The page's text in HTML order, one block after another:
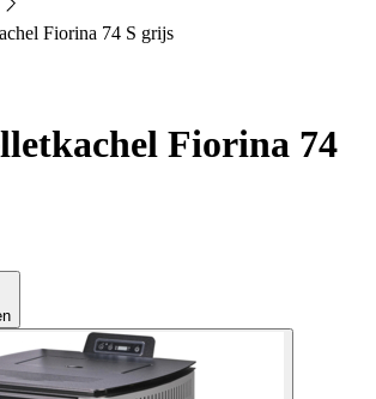
Fiorina 74 S grijs
Fiorina 74